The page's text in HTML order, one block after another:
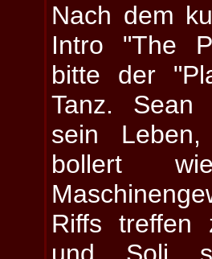
Nach dem
Intro "The
bitte der
Tanz. Sean
sein
bollert
Riffs treffen